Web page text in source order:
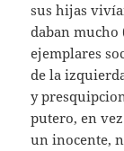
sus hijas
daban mucho
ejemplares
de la
y
putero, en
un inocente,